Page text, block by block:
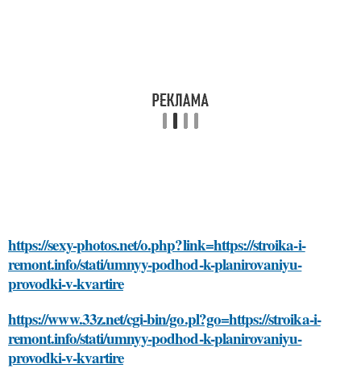
https://sexy-photos.net/o.php?link=https://stroika-i-
remont.info/stati/umnyy-podhod-k-planirovaniyu-
provodki-v-kvartire
https://www.33z.net/cgi-bin/go.pl?go=https://stroika-i-
remont.info/stati/umnyy-podhod-k-planirovaniyu-
provodki-v-kvartire